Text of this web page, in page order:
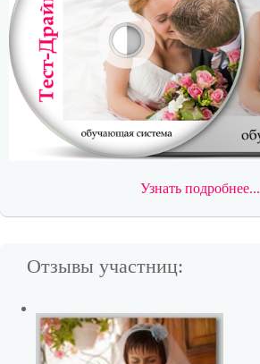
Узнать подробнее...
Отзывы участниц: